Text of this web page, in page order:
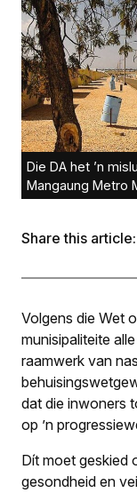
Die DA het ’n
Share this article:
Volgens die Wet
munisipaliteite
raamwerk van
dat die inwoners
op ’n
Dít moet geskied
gesondheid en